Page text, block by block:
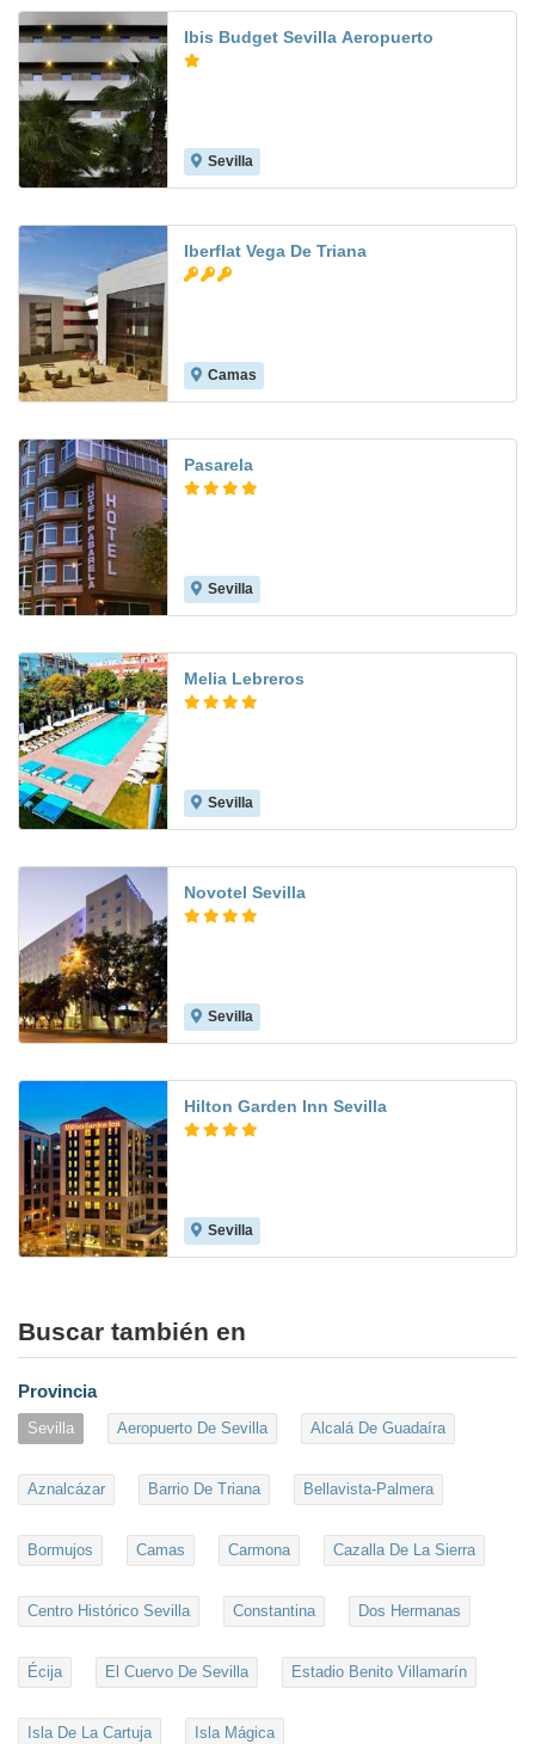
Ibis Budget Sevilla Aeropuerto
Sevilla
Iberflat Vega De Triana
Camas
Pasarela
Sevilla
Melia Lebreros
Sevilla
Novotel Sevilla
Sevilla
Hilton Garden Inn Sevilla
Sevilla
Buscar también en
Provincia
Sevilla Aeropuerto De Sevilla Alcalá De Guadaíra
Aznalcázar Barrio De Triana Bellavista-Palmera
Bormujos Camas Carmona Cazalla De La Sierra
Centro Histórico Sevilla Constantina Dos Hermanas
Écija El Cuervo De Sevilla Estadio Benito Villamarín
Isla De La Cartuja Isla Mágica